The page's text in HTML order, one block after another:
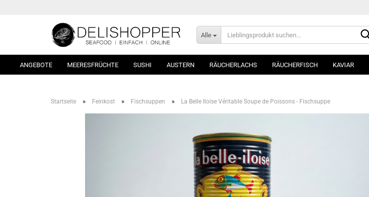
Alle
ANGEBOTE MEERESFRÜCHTE SUSHI AUSTERN RÄUCHERLACHS RÄUCHERFISCH KAVIAR
Startseite » Feinkost » Fischsuppen » La Belle Iloise Véritable Soupe de Poissons - Fischsuppe